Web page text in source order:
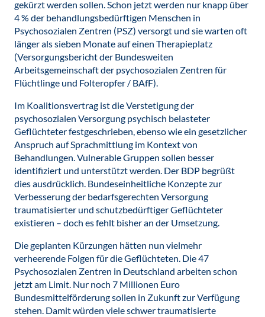
gekürzt werden sollen. Schon jetzt werden nur knapp über
4 % der behandlungsbedürftigen Menschen in
Psychosozialen Zentren (PSZ) versorgt und sie warten oft
länger als sieben Monate auf einen Therapieplatz
(Versorgungsbericht der Bundesweiten
Arbeitsgemeinschaft der psychosozialen Zentren für
Flüchtlinge und Folteropfer / BAfF).
Im Koalitionsvertrag ist die Verstetigung der
psychosozialen Versorgung psychisch belasteter
Geflüchteter festgeschrieben, ebenso wie ein gesetzlicher
Anspruch auf Sprachmittlung im Kontext von
Behandlungen. Vulnerable Gruppen sollen besser
identifiziert und unterstützt werden. Der BDP begrüßt
dies ausdrücklich. Bundeseinheitliche Konzepte zur
Verbesserung der bedarfsgerechten Versorgung
traumatisierter und schutzbedürftiger Geflüchteter
existieren – doch es fehlt bisher an der Umsetzung.
Die geplanten Kürzungen hätten nun vielmehr
verheerende Folgen für die Geflüchteten. Die 47
Psychosozialen Zentren in Deutschland arbeiten schon
jetzt am Limit. Nur noch 7 Millionen Euro
Bundesmittelförderung sollen in Zukunft zur Verfügung
stehen. Damit würden viele schwer traumatisierte